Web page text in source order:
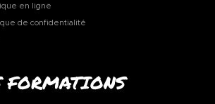
en ligne
de confidentialité
FORMATIONS